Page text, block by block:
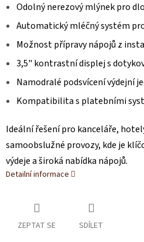
Odolný nerezový mlýnek pro
Automatický mléčný systém
Možnost přípravy nápojů z
3,5" kontrastní displej s
Namodralé podsvícení výdejní
Kompatibilita s platebními
Ideální řešení pro kanceláře,
samoobslužné provozy, kde je
výdeje a široká nabídka nápojů.
Detailní informace
ZEPTAT SE SDÍLET